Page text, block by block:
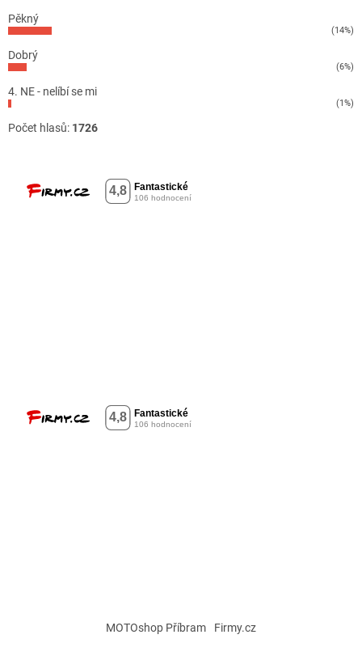
Pěkný
(14%)
Dobrý
(6%)
4. NE - nelíbí se mi
(1%)
Počet hlasů: 1726
MOTOshop Příbram Firmy.cz